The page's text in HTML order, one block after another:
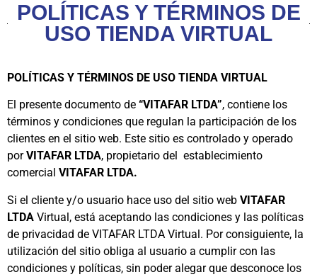
POLÍTICAS Y TÉRMINOS DE
USO TIENDA VIRTUAL
POLÍTICAS Y TÉRMINOS DE USO TIENDA VIRTUAL
El presente documento de “VITAFAR LTDA”, contiene los
términos y condiciones que regulan la participación de los
clientes en el sitio web. Este sitio es controlado y operado
porVITAFAR LTDA, propietario del establecimiento
comercial VITAFAR LTDA.
Si el cliente y/o usuario hace uso del sitio web VITAFAR
LTDA Virtual, está aceptando las condiciones y las políticas
de privacidad de VITAFAR LTDA Virtual. Por consiguiente, la
utilización del sitio obliga al usuario a cumplir con las
condiciones y políticas, sin poder alegar que desconoce los